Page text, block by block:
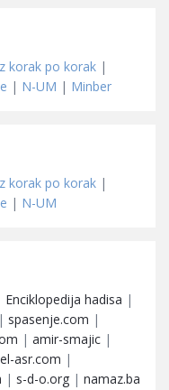
korak po korak |
| N-UM | Minber
korak po korak |
| N-UM
Enciklopedija hadisa |
| spasenje.com |
| amir-smajic |
el-asr.com |
| s-d-o.org | namaz.ba